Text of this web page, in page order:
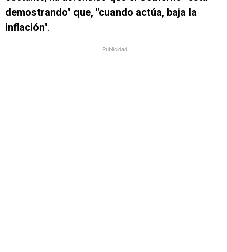
demostrando" que, "cuando actúa, baja la
inflación".
Publicidad